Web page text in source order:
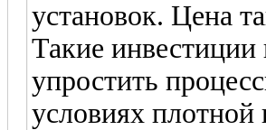
установок. Цена
Такие инвестиции
упростить
условиях плотной